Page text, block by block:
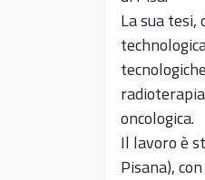
La sua
oncologica.
Il lavoro è
Pisana),